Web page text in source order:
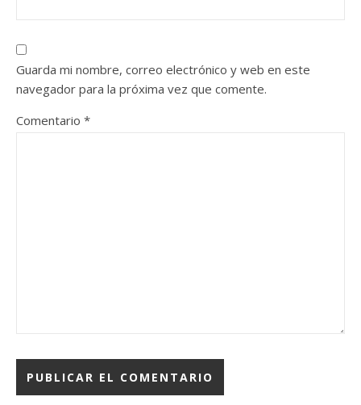
Guarda mi nombre, correo electrónico y web en este
navegador para la próxima vez que comente.
Comentario *